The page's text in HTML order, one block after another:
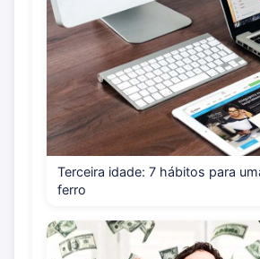
Terceira idade: 7 hábitos para
ferro